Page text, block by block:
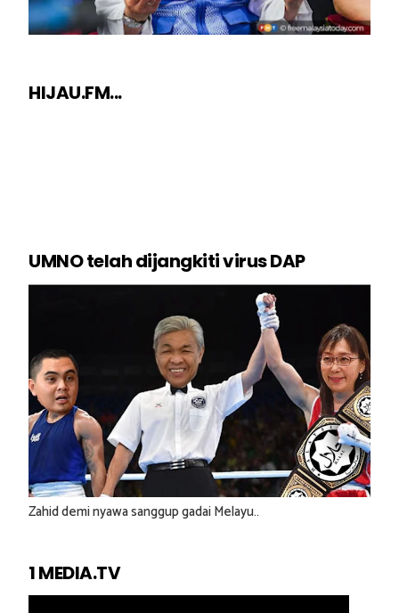
HIJAU.FM...
UMNO telah dijangkiti virus DAP
Zahid demi nyawa sanggup gadai Melayu..
1 MEDIA.TV